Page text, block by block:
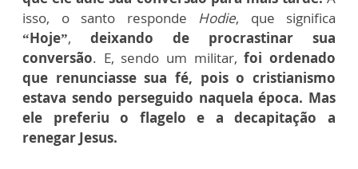
isso, o santo responde Hodie, que significa
“Hoje”, deixando de procrastinar sua
conversão. E, sendo um militar,foi ordenado
que renunciasse sua fé, pois o cristianismo
estava sendo perseguido naquela época. Mas
ele preferiu o flagelo e a decapitação a
renegar Jesus.